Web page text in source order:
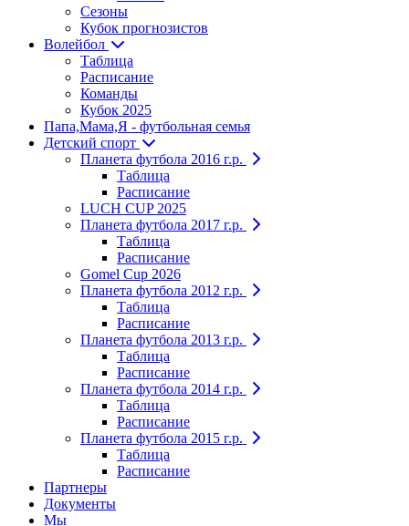
Сезоны
Кубок прогнозистов
Волейбол
Таблица
Расписание
Команды
Кубок 2025
Папа,Мама,Я - футбольная семья
Детский спорт
Планета футбола 2016 г.р.
Таблица
Расписание
LUCH CUP 2025
Планета футбола 2017 г.р.
Таблица
Расписание
Gomel Cup 2026
Планета футбола 2012 г.р.
Таблица
Расписание
Планета футбола 2013 г.р.
Таблица
Расписание
Планета футбола 2014 г.р.
Таблица
Расписание
Планета футбола 2015 г.р.
Таблица
Расписание
Партнеры
Документы
Мы